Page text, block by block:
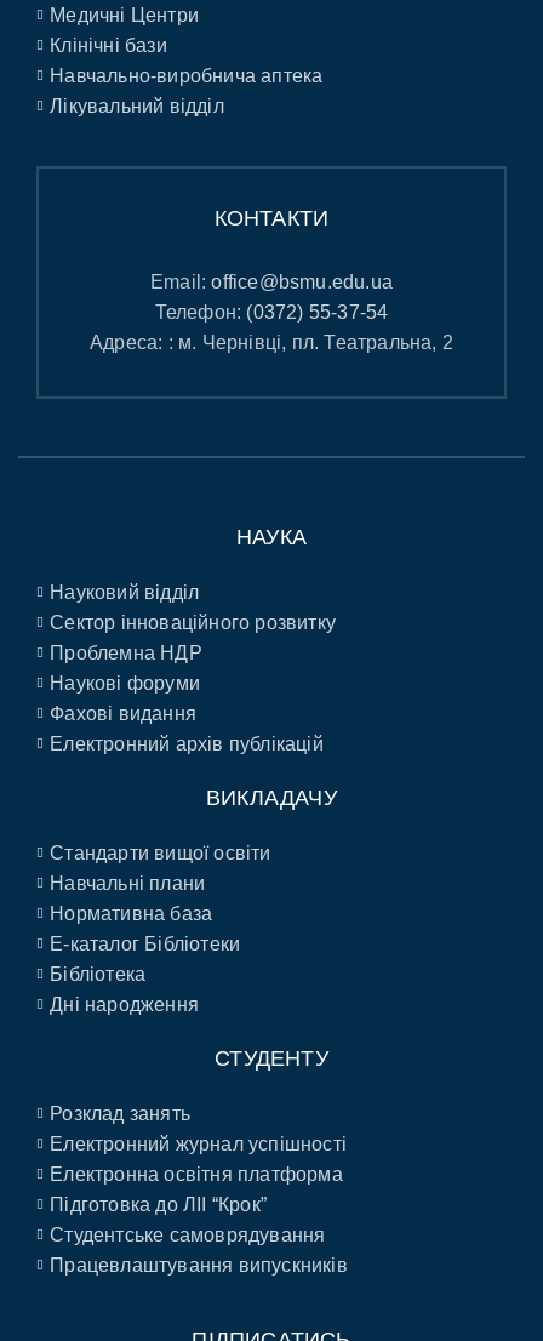
Медичні Центри
Клінічні бази
Навчально-виробнича аптека
Лікувальний відділ
КОНТАКТИ
Email:office@bsmu.edu.ua
Телефон: (0372) 55-37-54
Адреса: : м. Чернівці, пл. Театральна, 2
НАУКА
Науковий відділ
Сектор інноваційного розвитку
Проблемна НДР
Наукові форуми
Фахові видання
Електронний архів публікацій
ВИКЛАДАЧУ
Стандарти вищої освіти
Навчальні плани
Нормативна база
E-каталог Бібліотеки
Бібліотека
Дні народження
СТУДЕНТУ
Розклад занять
Електронний журнал успішності
Електронна освітня платформа
Підготовка до ЛІІ “Крок”
Студентське самоврядування
Працевлаштування випускників